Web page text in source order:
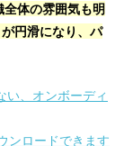
全体の雰囲気も明
円滑になり、パ
い、オンボーディ
ンロードできます